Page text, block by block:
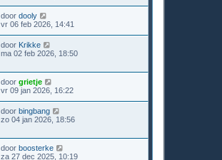
doordooly
vr 06 feb 2026, 14:41
door Krikke
ma 02 feb 2026, 18:50
doorgrietje
vr 09 jan 2026, 16:22
doorbingbang
zo 04 jan 2026, 18:56
doorboosterke
za 27 dec 2025, 10:19